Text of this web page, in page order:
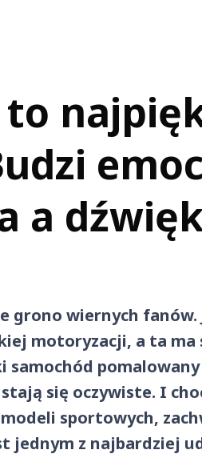
a
grono wiernych fanów.
motoryzacji, a ta
samochód
się oczywiste. I
sportowych,
jednym z najbardziej